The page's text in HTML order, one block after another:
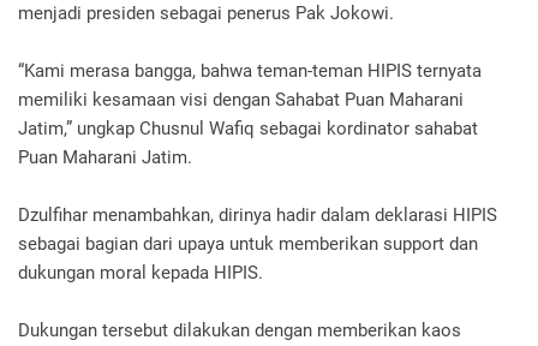
menjadi presiden sebagai penerus Pak Jokowi.
“Kami merasa bangga, bahwa teman-teman HIPIS ternyata
memiliki kesamaan visi dengan Sahabat Puan Maharani
Jatim,” ungkap Chusnul Wafiq sebagai kordinator sahabat
Puan Maharani Jatim.
Dzulfihar menambahkan, dirinya hadir dalam deklarasi HIPIS
sebagai bagian dari upaya untuk memberikan support dan
dukungan moral kepada HIPIS.
Dukungan tersebut dilakukan dengan memberikan kaos